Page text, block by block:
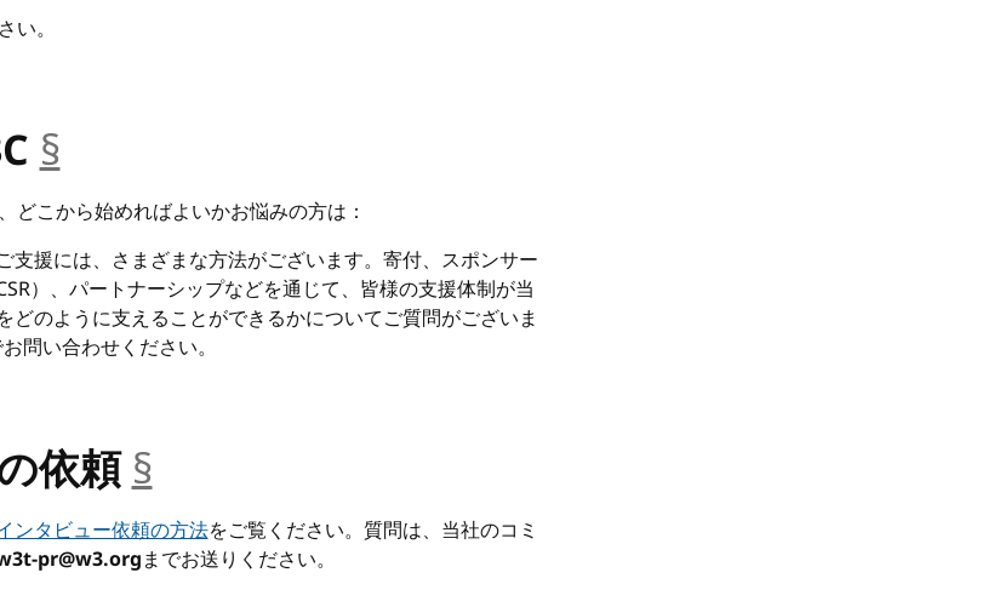
い。
§__anchor
どこから始めればよいかお悩みの方は：
支援には、さまざまな方法がございます。寄付、スポンサー
）、パートナーシップなどを通じて、皆様の支援体制が当
どのように支えることができるかについてご質問がございま
問い合わせください。
依頼§__anchor
ンタビュー依頼の方法をご覧ください。質問は、当社のコミ
pr@w3.orgまでお送りください。